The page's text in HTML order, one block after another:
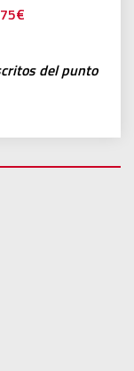
del punto